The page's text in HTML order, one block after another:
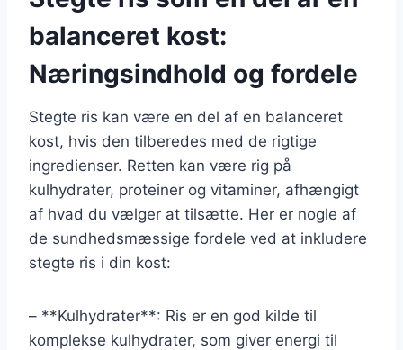
balanceret kost:
Næringsindhold og fordele
Stegte ris kan være en del af en balanceret
kost, hvis den tilberedes med de rigtige
ingredienser. Retten kan være rig på
kulhydrater, proteiner og vitaminer, afhængigt
af hvad du vælger at tilsætte. Her er nogle af
de sundhedsmæssige fordele ved at inkludere
stegte ris i din kost:
– **Kulhydrater**: Ris er en god kilde til
komplekse kulhydrater, som giver energi til